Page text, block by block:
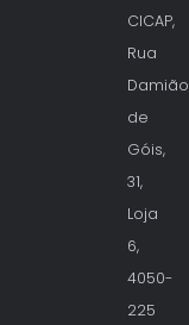
CICAP,
Rua
Damião
de
Góis,
31,
Loja
6,
4050-
225